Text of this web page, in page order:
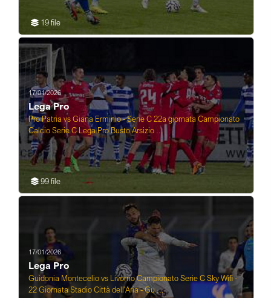
19 file
17/01/2026
Lega Pro
Pro Patria vs Giana Erminio - Serie C 22a giornata Campionato
Calcio Serie C Lega Pro Busto Arsizio ...
99 file
17/01/2026
Lega Pro
Guidonia Montecelio vs Livorno Campionato Serie C Sky Wifi -
22 Giornata Stadio Città dell'Aria - Gu ...